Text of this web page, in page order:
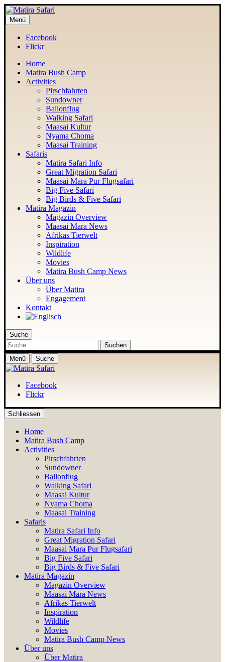
MATIRA SAFARI
Maasai Mara Adventure
Menü
Facebook
Flickr
Home
Matira Bush Camp
Activities
Pirschfahrten
Sundowner
Ballonflug
Walking Safari
Maasai Kultur
Nyama Choma
Maasai Training
Safaris
Matira Safari Info
Great Migration Safari
Maasai Mara Pur Flugsafari
Big Five Safari
Big Birds & Five Safari
Matira Magazin
Magazin Overview
Maasai Mara News
Afrikas Tierwelt
Inspiration
Wildlife
Movies
Matira Bush Camp News
Über uns
Über Matira
Engagement
Kontakt
Suche
Suche
Menü Suche
Facebook
Flickr
Schliessen
Home
Matira Bush Camp
Activities
Pirschfahrten
Sundowner
Ballonflug
Walking Safari
Maasai Kultur
Nyama Choma
Maasai Training
Safaris
Matira Safari Info
Great Migration Safari
Maasai Mara Pur Flugsafari
Big Five Safari
Big Birds & Five Safari
Matira Magazin
Magazin Overview
Maasai Mara News
Afrikas Tierwelt
Inspiration
Wildlife
Movies
Matira Bush Camp News
Über uns
Über Matira